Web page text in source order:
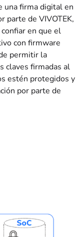
una firma digital en
parte de VIVOTEK,
en que el
con firmware
permitir la
claves firmadas al
estén protegidos y
por parte de